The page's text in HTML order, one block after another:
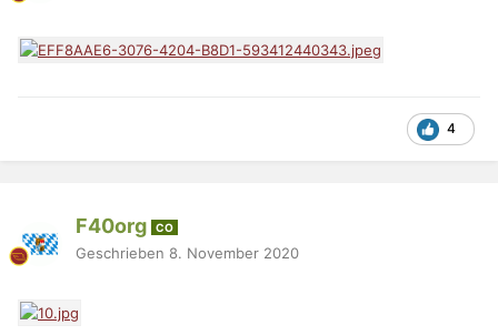
4
F40org CO
Geschrieben 8. November 2020